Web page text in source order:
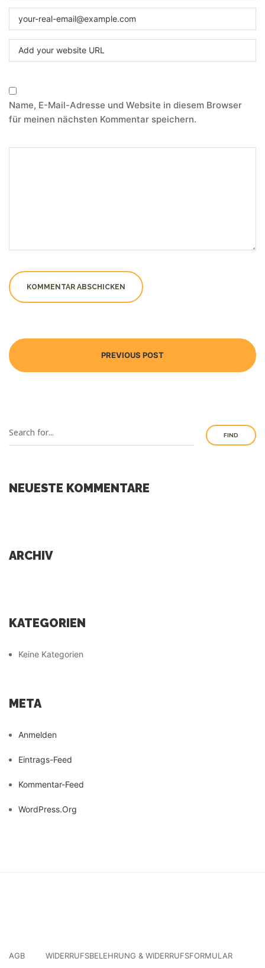
Name, E-Mail-Adresse und Website in diesem Browser
für meinen nächsten Kommentar speichern.
PREVIOUS POST
FIND
NEUESTE KOMMENTARE
ARCHIV
KATEGORIEN
Keine Kategorien
META
Anmelden
Eintrags-Feed
Kommentar-Feed
WordPress.org
AGB WIDERRUFSBELEHRUNG & WIDERRUFSFORMULAR